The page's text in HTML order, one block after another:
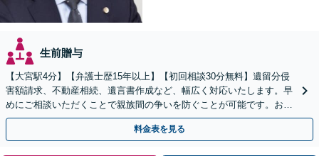
生前贈与
【大宮駅4分】【弁護士歴15年以上】【初回相談30分無料】遺留分侵
害額請求、不動産相続、遺言書作成など、幅広く対応いたします。早
めにご相談いただくことで親族間の争いを防ぐことが可能です。おひ
とりで悩まず、まずは弁護士にご相談ください。
料金表を見る